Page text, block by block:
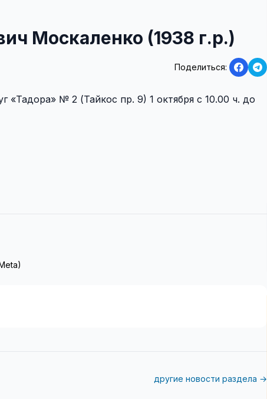
Москаленко (1938 г.р.)
Поделиться:
«Тадора» № 2 (Тайкос пр. 9) 1 октября с 10.00 ч. до
другие новости раздела →